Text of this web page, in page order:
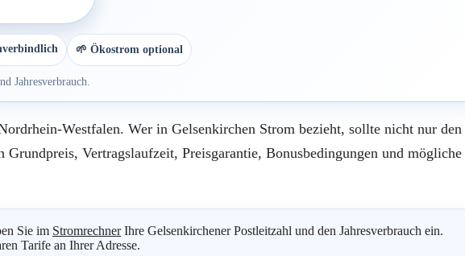
🌱 Ökostrom optional
Jahresverbrauch.
Westfalen. Wer in Gelsenkirchen Strom bezieht, sollte nicht nur den
Grundpreis, Vertragslaufzeit, Preisgarantie, Bonusbedingungen und mögliche
Sie im StromrechnerIhre Gelsenkirchener Postleitzahl und den Jahresverbrauch ein.
Tarife an Ihrer Adresse.